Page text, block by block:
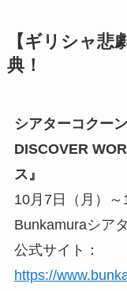
【ギリシャ悲
典！
シアターコクー
DISCOVER
ス』
10月7日（月）
Bunkamuraシア
公式サイト：
https://